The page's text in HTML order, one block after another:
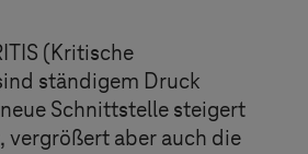
(Kritische
ständigem Druck
Schnittstelle steigert
vergrößert aber auch die